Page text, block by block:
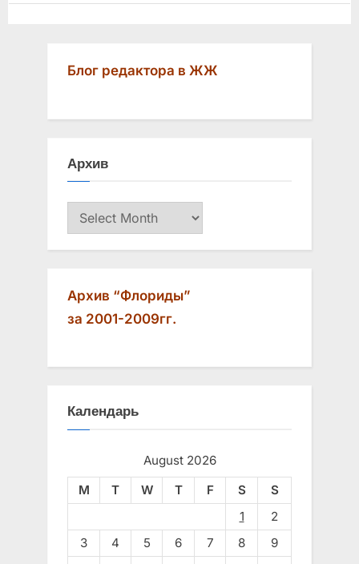
Блог редактора в ЖЖ
Архив
Архив
Архив “Флориды”
за 2001-2009гг.
Календарь
August 2026
M
T W T F S
S
1
2
3
4 5 6 7 8
9